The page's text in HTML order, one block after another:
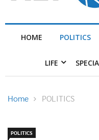
HOME POLITICS
LIFE
Home POLITICS
POLITICS